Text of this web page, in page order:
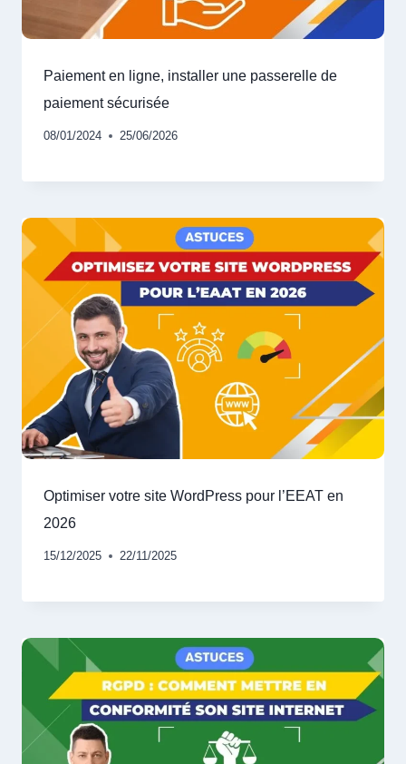
Paiement en ligne, installer une passerelle de
paiement sécurisée
08/01/2024 25/06/2026
Optimiser votre site WordPress pour l’EEAT en
2026
15/12/2025 22/11/2025